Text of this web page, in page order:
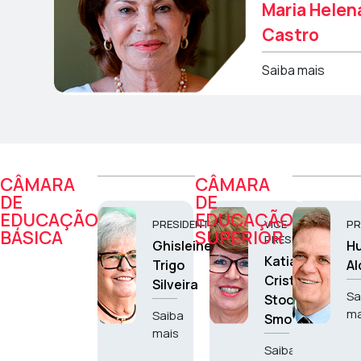
Maria
Castro
Saiba mais
CÂMARA
DE
EDUCAÇÃO
BÁSICA
PRESIDENTE
Ghisleine
Trigo
Silveira
Saiba
mais
VICE-
PRESIDENTE
Katia
Cristina
Stocco
Smole
Saiba
CÂMARA
DE
EDUCAÇÃO
SUPERIOR